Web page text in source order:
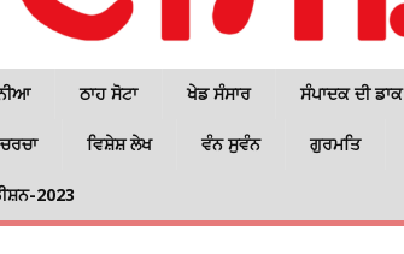
ਠਾਹ ਸੋਟਾ ਖੇਡ ਸੰਸਾਰ ਸੰਪਾਦਕ ਦੀ ਡਾਕ
ਵਿਸ਼ੇਸ਼ ਲੇਖ ਵੰਨ ਸੁਵੰਨ ਗੁਰਮਤਿ
2023